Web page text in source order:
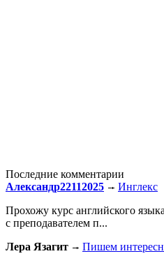
Последние комментарии
Александр22112025
Инглекс
Прохожу курс английского
с преподавателем п...
Лера Язагит
Пишем